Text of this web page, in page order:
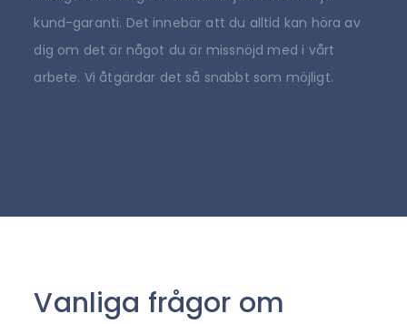
kund-garanti. Det innebär att du alltid kan höra av
dig om det är något du är missnöjd med i vårt
arbete. Vi åtgärdar det så snabbt som möjligt.
Vanliga frågor om